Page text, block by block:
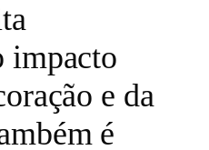
impacto
e da
é